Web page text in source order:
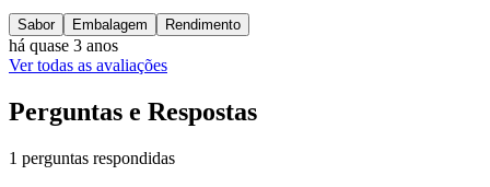
Sabor Embalagem Rendimento
há quase 3 anos
Ver todas as avaliações
Perguntas e Respostas
1 perguntas respondidas